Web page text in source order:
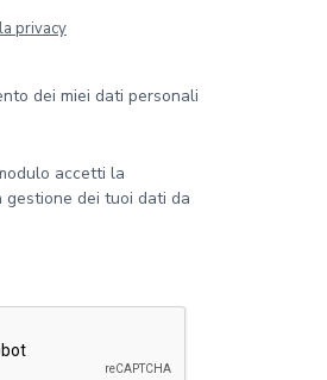
privacy
dei miei dati personali
accetti la
gestione dei tuoi dati da